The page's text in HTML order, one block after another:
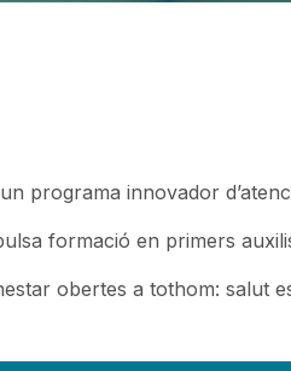
programa innovador
formació en primers
obertes a tothom: salut